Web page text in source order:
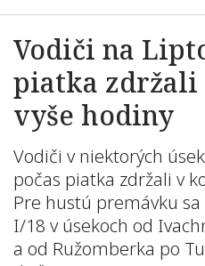
Vodiči na
piatka zdržali
vyše hodiny
Vodiči v niektorých
počas piatka zdržali v
Pre hustú premávku
I/18 v úsekoch od
a od Ružomberka po